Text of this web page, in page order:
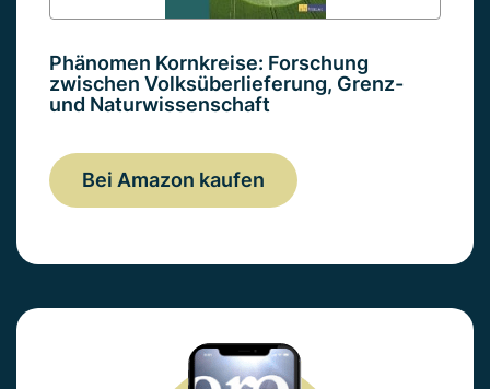
Phänomen Kornkreise: Forschung
zwischen Volksüberlieferung, Grenz-
und Naturwissenschaft
Bei Amazon kaufen